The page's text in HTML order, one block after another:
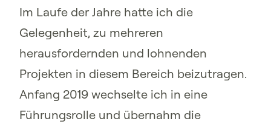
Im Laufe der Jahre hatte ich die
Gelegenheit, zu mehreren
herausfordernden und lohnenden
Projekten in diesem Bereich beizutragen.
Anfang 2019 wechselte ich in eine
Führungsrolle und übernahm die